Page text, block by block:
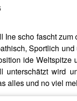
Ine scho fascht
Sportlich
ide
unterschätzt wird
alles und no viel